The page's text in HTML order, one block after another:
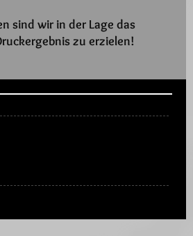
sind wir in der Lage das
zu erzielen!